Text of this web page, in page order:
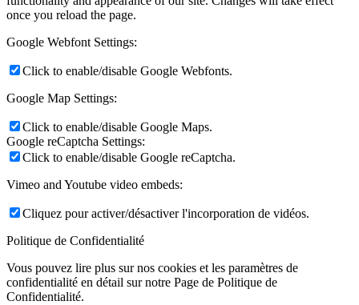
once you reload the page.
Google Webfont Settings:
Click to enable/disable Google Webfonts.
Google Map Settings:
Click to enable/disable Google Maps.
Google reCaptcha Settings:
Click to enable/disable Google reCaptcha.
Vimeo and Youtube video embeds:
Cliquez pour activer/désactiver l'incorporation de vidéos.
Politique de Confidentialité
Vous pouvez lire plus sur nos cookies et les paramètres de
confidentialité en détail sur notre Page de Politique de
Confidentialité.